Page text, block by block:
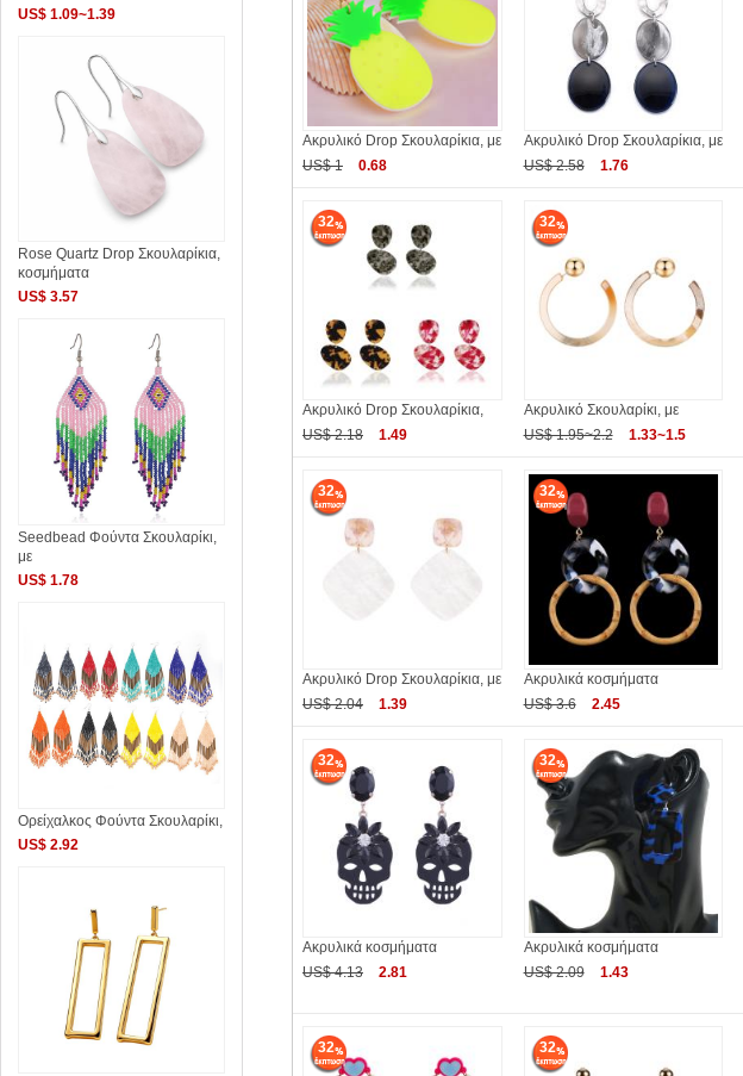
Ακρυλικό Drop Σκουλαρίκια, με
US$ 1
0.68
Ακρυλικό Drop Σκουλαρίκια, με
US$ 2.58
1.76
32
Ακρυλικό Drop Σκουλαρίκια,
US$ 2.18
1.49
32
Ακρυλικό Σκουλαρίκι, με
US$ 1.95~2.2
1.33~1.5
32
Ακρυλικό Drop Σκουλαρίκια, με
US$ 2.04
1.39
32
Ακρυλικά κοσμήματα
US$ 3.6
2.45
32
Ακρυλικά κοσμήματα
US$ 4.13
2.81
32
Ακρυλικά κοσμήματα
US$ 2.09
1.43
32 32
US$ 1.09~1.39
Rose Quartz Drop Σκουλαρίκια,
κοσμήματα
US$ 3.57
Seedbead Φούντα Σκουλαρίκι,
με
US$ 1.78
Ορείχαλκος Φούντα Σκουλαρίκι,
US$ 2.92